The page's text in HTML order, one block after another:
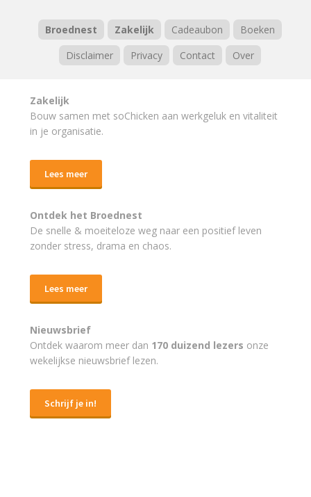
Broednest Zakelijk Cadeaubon
Boeken
Disclaimer
Privacy Contact Over
Zakelijk
Bouw samen met soChicken aan werkgeluk en vitaliteit
in je organisatie.
Lees meer
Ontdek het Broednest
De snelle & moeiteloze weg naar een positief leven
zonder stress, drama en chaos.
Lees meer
Nieuwsbrief
Ontdek waarom meer dan 170 duizend lezers onze
wekelijkse nieuwsbrief lezen.
Schrijf je in!